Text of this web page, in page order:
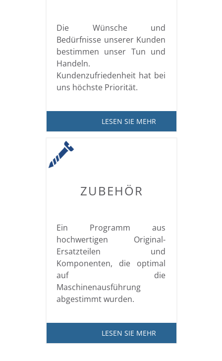
Die Wünsche und
Bedürfnisse unserer Kunden
bestimmen unser Tun und
Handeln.
Kundenzufriedenheit hat bei
uns höchste Priorität.
LESEN SIE MEHR
ZUBEHÖR
Ein Programm aus
hochwertigen Original-
Ersatzteilen und
Komponenten, die optimal
auf die
Maschinenausführung
abgestimmt wurden.
LESEN SIE MEHR